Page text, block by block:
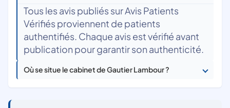
Tous les avis publiés sur Avis Patients
Vérifiés proviennent de patients
authentifiés. Chaque avis est vérifié avant
publication pour garantir son authenticité.
Où se situe le cabinet de Gautier Lambour ?